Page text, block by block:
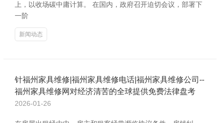
上，以收场碳中庸计算。 在国内，政府召开迫切会议，部署下
一阶
新闻动态
针福州家具维修|福州家具维修电话|福州家具维修公司--
福州家具维修网对经济清苦的全球提供免费法律盘考
2026-01-26